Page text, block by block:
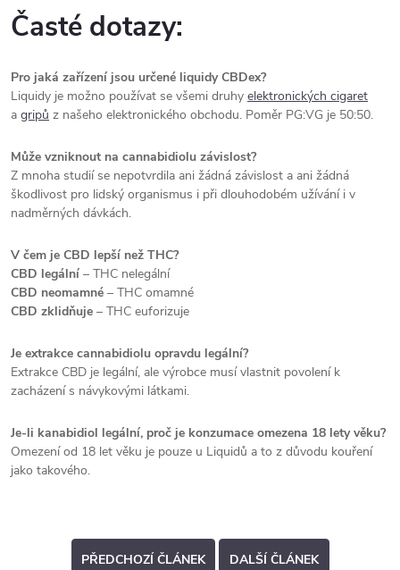
Časté dotazy:
Pro jaká zařízení jsou určené liquidy CBDex?
Liquidy je možno používat se všemi druhy elektronických cigaret
a gripů z našeho elektronického obchodu. Poměr PG:VG je 50:50.
Může vzniknout na cannabidiolu závislost?
Z mnoha studií se nepotvrdila ani žádná závislost a ani žádná
škodlivost pro lidský organismus i při dlouhodobém užívání i v
nadměrných dávkách.
V čem je CBD lepší než THC?
CBD legální – THC nelegální
CBD neomamné – THC omamné
CBD zklidňuje – THC euforizuje
Je extrakce cannabidiolu opravdu legální?
Extrakce CBD je legální, ale výrobce musí vlastnit povolení k
zacházení s návykovými látkami.
Je-li kanabidiol legální, proč je konzumace omezena 18 lety věku?
Omezení od 18 let věku je pouze u Liquidů a to z důvodu kouření
jako takového.
PŘEDCHOZÍ ČLÁNEK DALŠÍ ČLÁNEK